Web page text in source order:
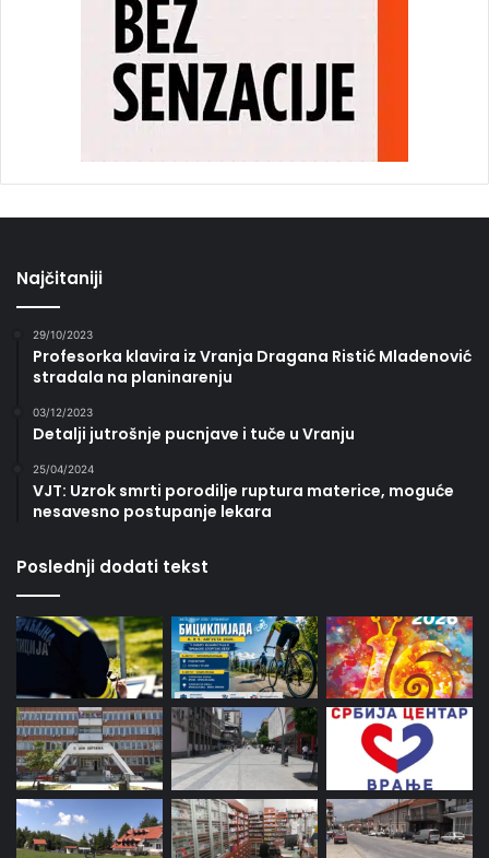
Najčitaniji
29/10/2023
Profesorka klavira iz Vranja Dragana Ristić Mladenović
stradala na planinarenju
03/12/2023
Detalji jutrošnje pucnjave i tuče u Vranju
25/04/2024
VJT: Uzrok smrti porodilje ruptura materice, moguće
nesavesno postupanje lekara
Poslednji dodati tekst